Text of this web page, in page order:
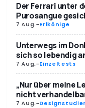
Der Ferrari unter
Purosangue
7 Aug.-Erlkönige
Unterwegs im
sich so lebendig
7 Aug.-Einzeltests
„Nur über meine
nicht
7 Aug.-